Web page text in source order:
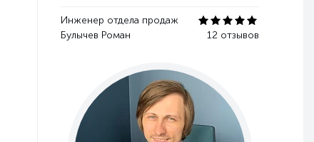
Инженер отдела продаж
Булычев Роман
12 отзывов